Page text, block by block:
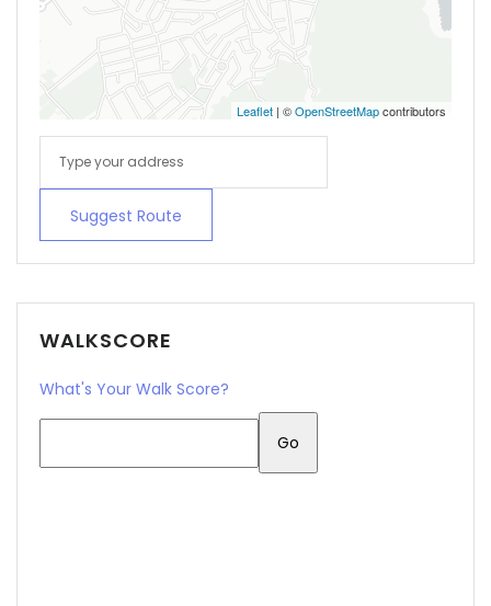
Leaflet | ©OpenStreetMapcontributors
Suggest Route
WALKSCORE
What's Your Walk Score?